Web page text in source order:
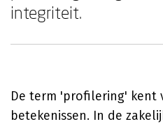
integriteit.
De term 'profilering' kent
betekenissen. In de